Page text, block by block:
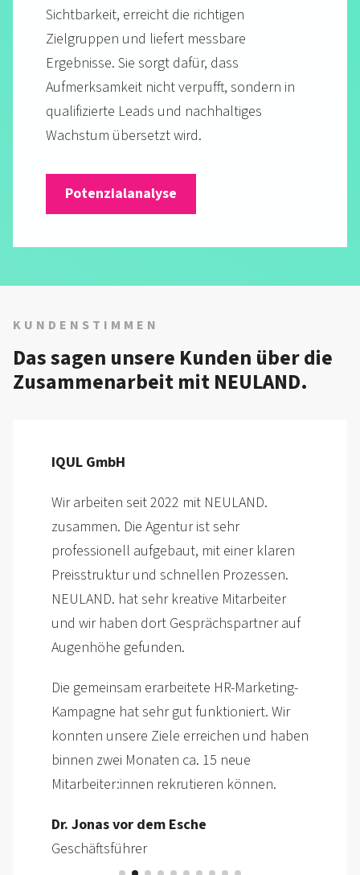
Sichtbarkeit, erreicht die richtigen
Zielgruppen und liefert messbare
Ergebnisse. Sie sorgt dafür, dass
Aufmerksamkeit nicht verpufft, sondern in
qualifizierte Leads und nachhaltiges
Wachstum übersetzt wird.
Potenzialanalyse
KUNDENSTIMMEN
Das sagen unsere Kunden über die
Zusammen­arbeit mit NEULAND.
PASS GmbH & Co. KG
Die gesamte Projekt­umsetzung war sehr
professionell und wir haben uns über den
gesamten Prozess sehr gut betreut
gefühlt.
Matthias Schmidt
Leiter Personalwesen